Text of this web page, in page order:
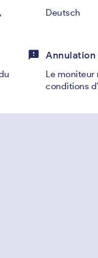
Deutsch
feedback
Le
conditions